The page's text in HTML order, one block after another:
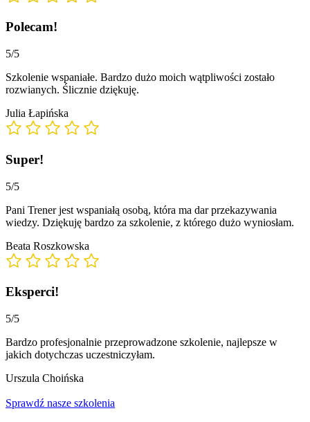
Polecam!
5/5
Szkolenie wspaniałe. Bardzo dużo moich wątpliwości zostało
rozwianych. Ślicznie dziękuję.
Julia Łapińska
Super!
5/5
Pani Trener jest wspaniałą osobą, która ma dar przekazywania
wiedzy. Dziękuję bardzo za szkolenie, z którego dużo wyniosłam.
Beata Roszkowska
Eksperci!
5/5
Bardzo profesjonalnie przeprowadzone szkolenie, najlepsze w
jakich dotychczas uczestniczyłam.
Urszula Choińska
Sprawdź nasze szkolenia